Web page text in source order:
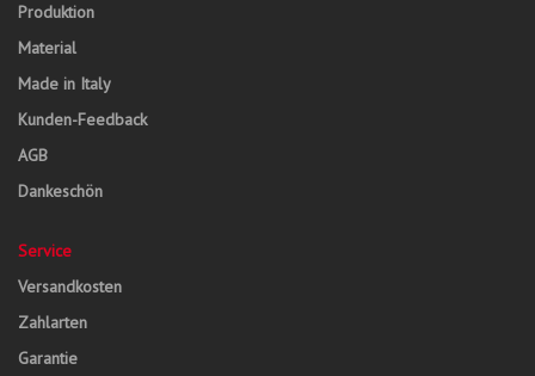
Produktion
Material
Made in Italy
Kunden-Feedback
AGB
Dankeschön
Service
Versandkosten
Zahlarten
Garantie